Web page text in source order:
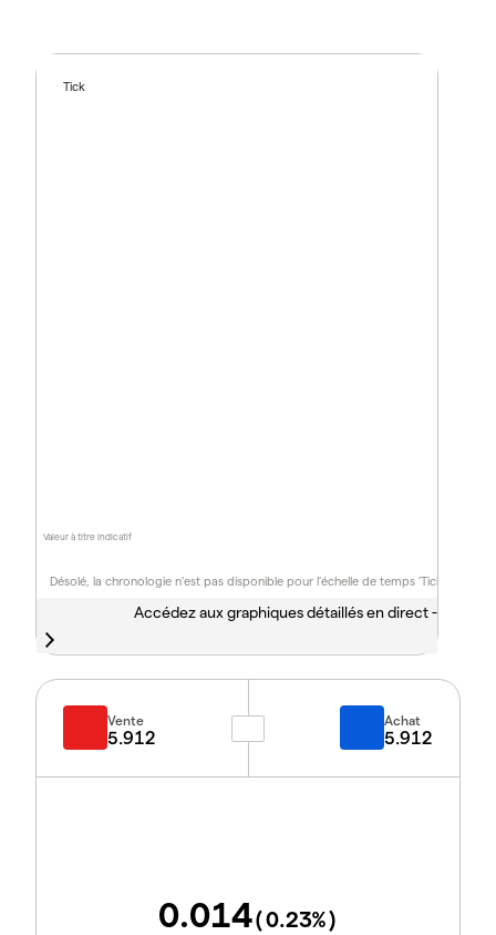
Désolé, la chronologie n'est pas disponible pour l'échelle de temps 'Tick'
Valeur à titre indicatif
Tick
Accédez aux graphiques détaillés en direct -
Vente
5.912
Achat
5.912
0.014(0.23%)